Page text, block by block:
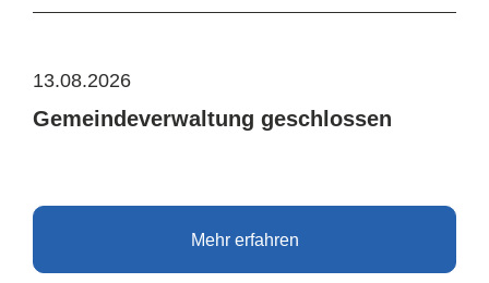
13.08.2026
Gemeindeverwaltung geschlossen
Mehr erfahren